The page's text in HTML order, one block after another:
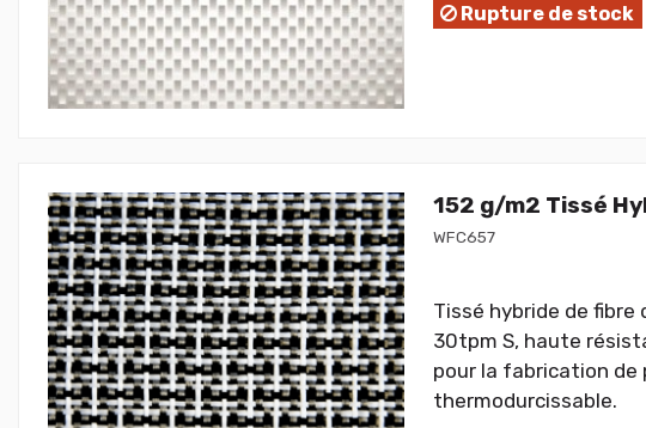
Rupture de stock
152 g/m2 Tissé
WFC657
Tissé hybride de
30tpm S, haute
pour la fabrication de
thermodurcissable.